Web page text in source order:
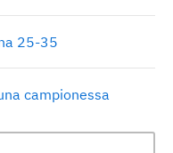
25-35
campionessa